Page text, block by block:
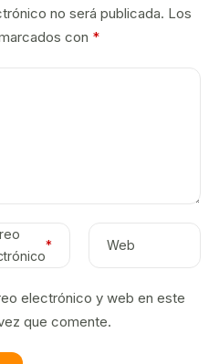
no será publicada. Los
con *
* Web
electrónico y web en este
que comente.